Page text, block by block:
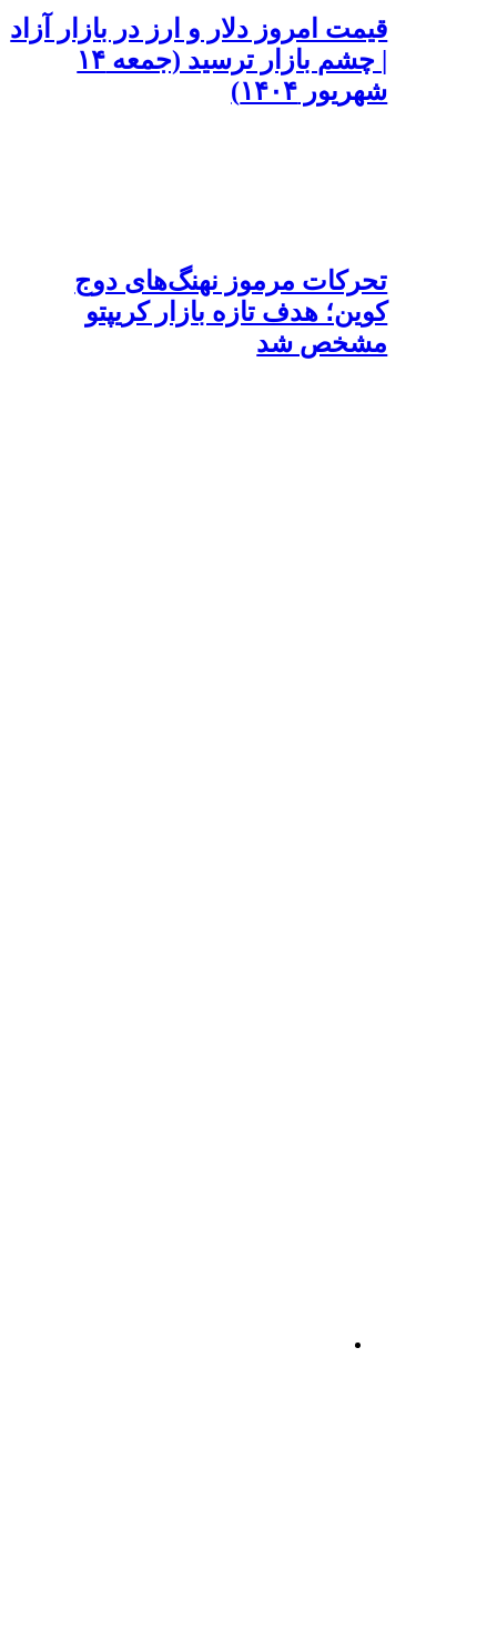
قیمت امروز دلار و ارز در بازار آزاد
| چشم بازار ترسید (جمعه ۱۴
شهریور ۱۴۰۴)
تحرکات مرموز نهنگ‌های دوج
کوین؛ هدف تازه بازار کریپتو
مشخص شد